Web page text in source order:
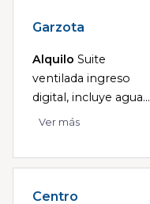
Garzota
Alquilo Suite
ventilada ingreso
digital, incluye agua...
Ver más
Centro